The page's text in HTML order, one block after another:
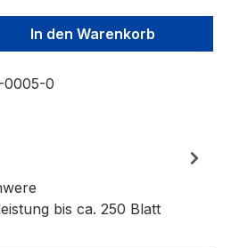
Gib den
In den Warenkorb
0005-0
bis ca. 250 Blatt